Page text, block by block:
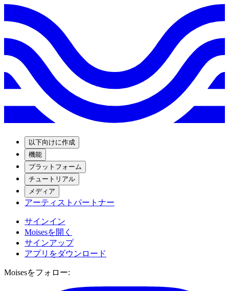
以下向けに作成
機能
プラットフォーム
チュートリアル
メディア
アーティストパートナー
サインイン
Moisesを開く
サインアップ
アプリをダウンロード
Moisesをフォロー: